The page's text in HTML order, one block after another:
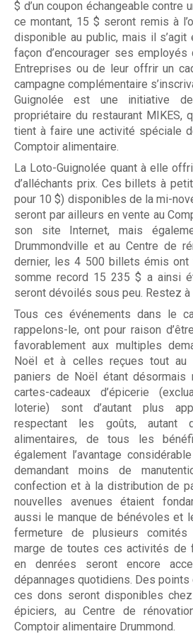
$ d’un coupon échangeable contre
ce montant, 15 $ seront remis à
disponible au public, mais il s’agit
façon d’encourager ses
Entreprises ou de leur offrir un
campagne complémentaire
Guignolée est une initiative
propriétaire du restaurant MIKES,
tient à faire une activité spéciale
Comptoir alimentaire.
La Loto-Guignolée quant à elle
d’alléchants prix. Ces billets à
pour 10 $) disponibles de la mi-
seront par ailleurs en vente au
son site Internet, mais
Drummondville et au Centre de
dernier, les 4 500 billets émis ont
somme record 15 235 $ a ainsi
seront dévoilés sous peu. Restez à
Tous ces événements dans le
rappelons-le, ont pour raison
favorablement aux multiples
Noël et à celles reçues tout au
paniers de Noël étant
cartes-cadeaux d’épicerie
loterie) sont d’autant plus
respectant les goûts, autant
alimentaires, de tous les
également l’avantage
demandant moins de
confection et à la distribution de
nouvelles avenues étaient
aussi le manque de bénévoles et
fermeture de plusieurs comités
marge de toutes ces activités de
en denrées seront encore
dépannages quotidiens. Des
ces dons seront disponibles
épiciers, au Centre de
Comptoir alimentaire Drummond.